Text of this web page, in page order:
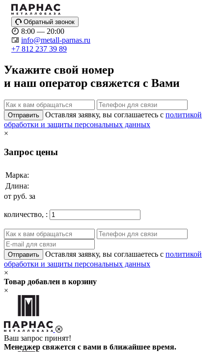
Обратный звонок
8:00 — 20:00
info@metall-parnas.ru
+7 812 237 39 89
Укажите свой номер
и наш оператор свяжется с Вами
Отправить Оставляя заявку, вы соглашаетесь с политикой
обработки и защиты персональных данных
×
Запрос цены
Марка:
Длина:
от руб. за
количество, :
Отправить Оставляя заявку, вы соглашаетесь с политикой
обработки и защиты персональных данных
×
Товар добавлен в корзину
×
Ваш запрос принят!
Менеджер свяжется с вами в ближайшее время.